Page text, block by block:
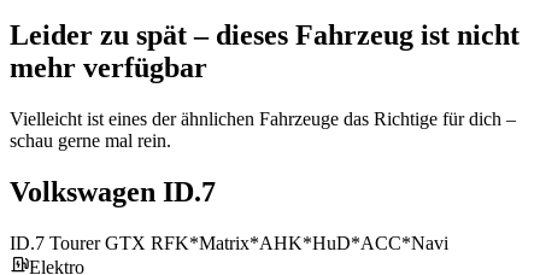
Leider zu spät – dieses Fahrzeug ist nicht
mehr verfügbar
Vielleicht ist eines der ähnlichen Fahrzeuge das Richtige für dich –
schau gerne mal rein.
Volkswagen ID.7
ID.7 Tourer GTX RFK*Matrix*AHK*HuD*ACC*Navi
Elektro